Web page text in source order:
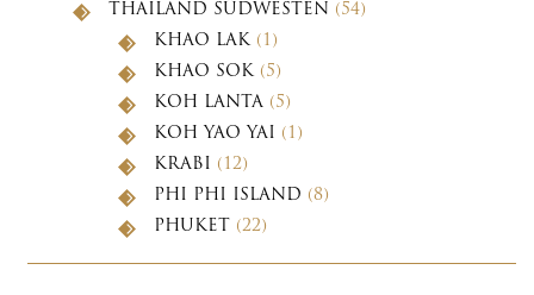
THAILAND SÜDWESTEN (54)
KHAO LAK(1)
KHAO SOK(5)
KOH LANTA (5)
KOH YAO YAI (1)
KRABI (12)
PHI PHI ISLAND (8)
PHUKET (22)